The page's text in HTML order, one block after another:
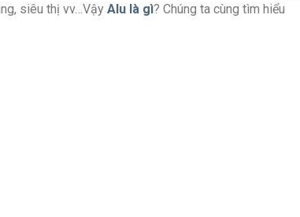
siêu thị vv…Vậy Alu là gì? Chúng ta cùng tìm hiểu